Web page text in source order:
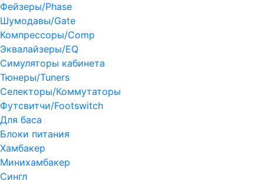
Фейзеры/Phase
Шумодавы/Gate
Компрессоры/Comp
Эквалайзеры/EQ
Симуляторы кабинета
Тюнеры/Tuners
Селекторы/Коммутаторы
Футсвитчи/Footswitch
Для баса
Блоки питания
Хамбакер
Минихамбакер
Сингл